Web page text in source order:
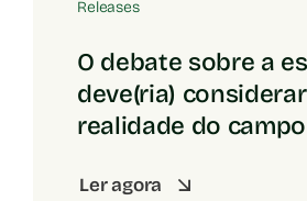
Releases
O debate sobre a
deve(ria)
realidade do campo
Ler agora